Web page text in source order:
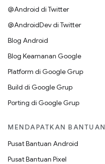
@Android di Twitter
@AndroidDev di Twitter
Blog Android
Blog Keamanan Google
Platform di Google Grup
Build di Google Grup
Porting di Google Grup
MENDAPATKAN BANTUAN
Pusat Bantuan Android
Pusat Bantuan Pixel